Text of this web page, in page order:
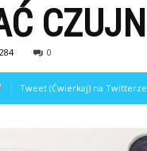
284 0
Tweet (Ćwierkaj) na Twitterze